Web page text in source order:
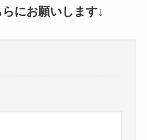
にお願いします↓